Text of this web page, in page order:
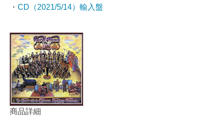
・ CD（2021/5/14）輸入盤
商品詳細